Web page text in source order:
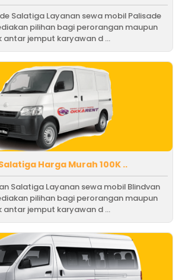
Salatiga Layanan sewa mobil Palisade
pilihan bagi perorangan maupun
antar jemput karyawan d ...
Harga Murah 100K ..
Salatiga Layanan sewa mobil Blindvan
pilihan bagi perorangan maupun
antar jemput karyawan d ...